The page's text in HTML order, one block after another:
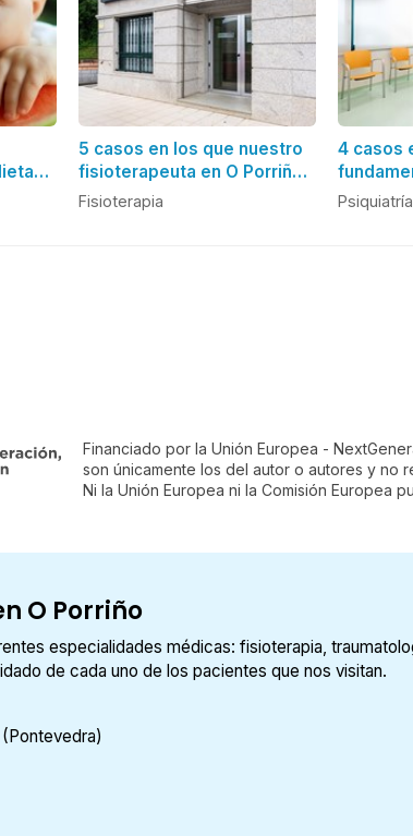
5 casos en los que nuestro
fisioterapeuta en O Porriño
puede ayudarte
Fisioterapia
4 casos
un
Psiquiatría
Financiado por la Unión Europea -
son únicamente los del autor o autores y no
Ni la Unión Europea ni la Comisión Europea
O Porriño
especialidades médicas: fisioterapia,
de cada uno de los pacientes que nos visitan.